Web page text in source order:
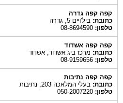
קפה קפה גדרה
כתובת:ביל'ויים 5, גדרה
טלפון:08-8694590
קפה קפה אשדוד
כתובת:מרכז ביג אשדוד, אשדוד
טלפון:08-9159656
קפה קפה נתיבות
כתובת:בעלי המלאכה 203, נתיבות
טלפון:050-2007220